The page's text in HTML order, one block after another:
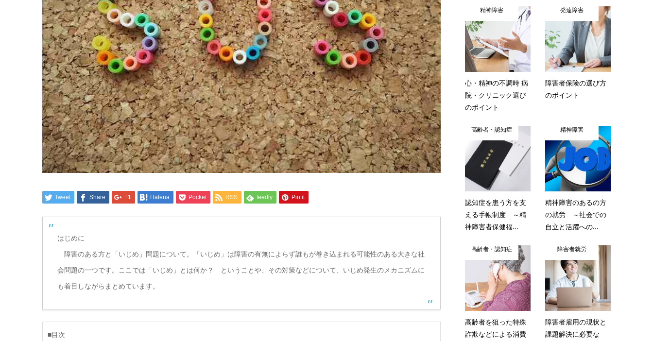
Tweet Share +1 Hatena Pocket RSS feedly Pin it
はじめに
障害のある方と「いじめ」問題について。「いじめ」は障害の有無によらず誰もが巻き込まれる可能性のある大きな社
会問題の一つです。ここでは「いじめ」とは何か？ ということや、その対策などについて、いじめ発生のメカニズムに
も着目しながらまとめています。
■目次
精神障害
心・精神の不調時 病
院・クリニック選び
のポイント
発達障害
障害者保険の選び方
のポイント
高齢者・認知症
認知症を患う方を支
える手帳制度 ～精
神障害者保健福...
精神障害
精神障害のあるの方
の就労 ～社会での
自立と活躍への...
高齢者・認知症
高齢者を狙った特殊
詐欺などによる消費
障害者就労
障害者雇用の現状と
課題解決に必要な